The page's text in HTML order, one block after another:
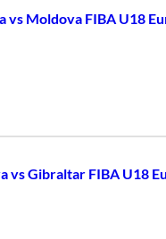
vs Moldova FIBA U18
vs Gibraltar FIBA U18